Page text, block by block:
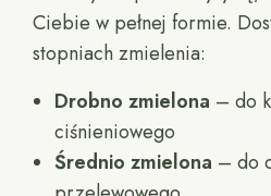
Ciebie w pełnej formie.
stopniach zmielenia:
Drobno zmielona – do
ciśnieniowego
Średnio zmielona – do